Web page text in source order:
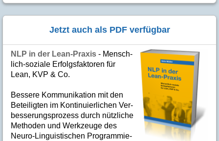
Jetzt auch als PDF verfügbar
NLP in der Lean-Praxis - Mensch­
lich-soziale Er­folgs­fak­to­ren für
Lean, KVP & Co.
Bes­se­re Kom­­mu­­ni­ka­tion mit den
Betei­lig­ten im Kon­ti­nuier­li­chen Ver­
bes­se­rungs­­pro­­zess durch nütz­­liche
Me­­tho­­den und Werk­­zeuge des
Neuro-Linguis­­ti­schen Pro­­gram­­mie­­